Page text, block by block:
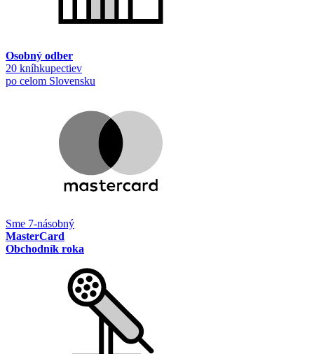
Osobný odber
20 kníhkupectiev
po celom Slovensku
Sme 7-násobný
MasterCard
Obchodník roka